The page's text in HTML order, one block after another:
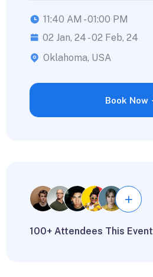
11:40 AM - 01:00 PM
02 Jan, 24 - 02 Feb, 24
Oklahoma, USA
Book Now
100+ Attendees This Event